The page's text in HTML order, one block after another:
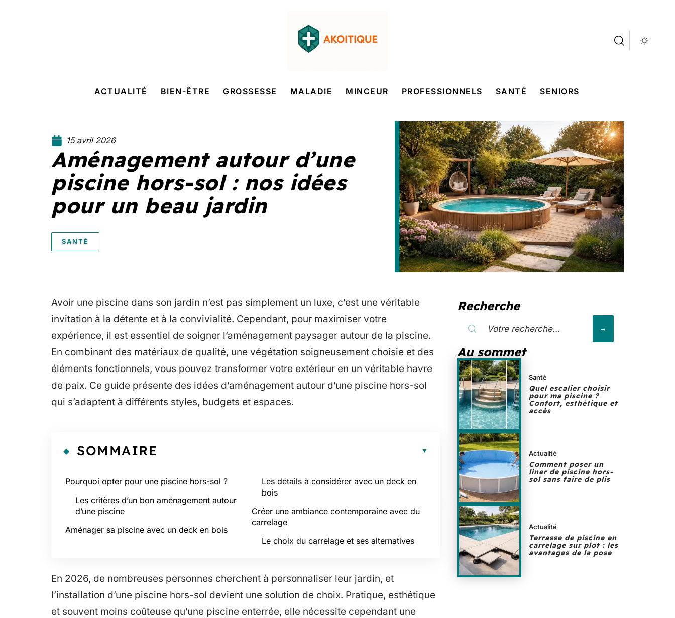
ACTUALITÉ BIEN-ÊTRE GROSSESSE MALADIE MINCEUR PROFESSIONNELS SANTÉ SENIORS
15 avril 2026
Aménagement autour d’une
piscine hors-sol : nos idées
pour un beau jardin
SANTÉ
Avoir une piscine dans son jardin n’est pas simplement un luxe, c’est une véritable
invitation à la détente et à la convivialité. Cependant, pour maximiser votre
expérience, il est essentiel de soigner l’aménagement paysager autour de la piscine.
En combinant des matériaux de qualité, une végétation soigneusement choisie et des
éléments fonctionnels, vous pouvez transformer votre extérieur en un véritable havre
de paix. Ce guide présente des idées d’aménagement autour d’une piscine hors-sol
qui s’adaptent à différents styles, budgets et espaces.
SOMMAIRE
Pourquoi opter pour une piscine hors-sol ?
Les critères d’un bon aménagement autour
d’une piscine
Aménager sa piscine avec un deck en bois
Les détails à considérer avec un deck en
bois
Créer une ambiance contemporaine avec du
carrelage
Le choix du carrelage et ses alternatives
En 2026, de nombreuses personnes cherchent à personnaliser leur jardin, et
l’installation d’une piscine hors-sol devient une solution de choix. Pratique, esthétique
et souvent moins coûteuse qu’une piscine enterrée, elle nécessite cependant une
Recherche
Au sommet
Santé
Quel escalier choisir
pour ma piscine ?
Confort, esthétique et
accès
Actualité
Comment poser un
liner de piscine hors-
sol sans faire de plis
Actualité
Terrasse de piscine en
carrelage sur plot : les
avantages de la pose